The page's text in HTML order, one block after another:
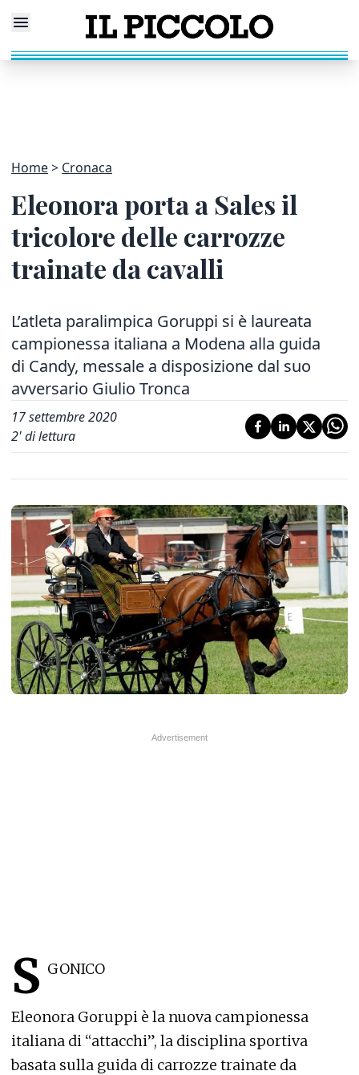
Home Cronaca
Eleonora porta a Sales il
tricolore delle carrozze
trainate da cavalli
L’atleta paralimpica Goruppi si è laureata
campionessa italiana a Modena alla guida
di Candy, messale a disposizione dal suo
avversario Giulio Tronca
17 settembre 2020
2' di lettura
S GONICO
Eleonora Goruppi è la nuova campionessa
italiana di “attacchi”, la disciplina sportiva
basata sulla guida di carrozze trainate da